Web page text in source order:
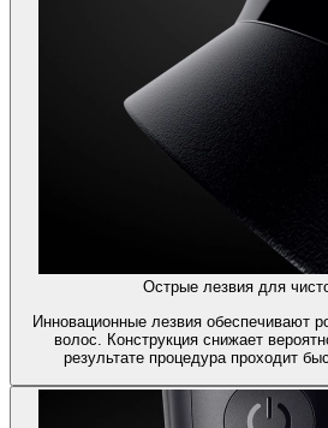
Острые лезвия для
Инновационные лезвия обеспечивают
волос. Конструкция снижает
результате процедура проходит